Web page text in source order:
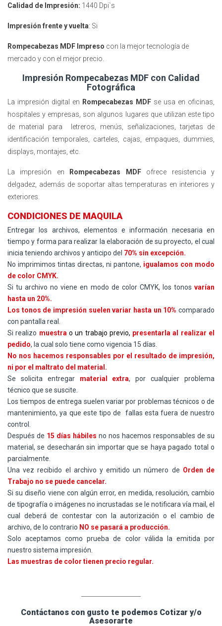
Calidad de Impresión: 1440 Dpi`s
Impresión frente y vuelta: Si
Rompecabezas MDF Impreso con la mejor tecnología de
mercado y con el mejor precio.
Impresión Rompecabezas MDF con Calidad
Fotográfica
La impresión digital en Rompecabezas MDF se usa en oficinas,
hospitales y empresas, son algunos lugares que utilizan este tipo
de material para letreros, menús, señalizaciones, tarjetas de
identificación temporales, carteles, cajas, empaques, dummies,
displays, montajes, etc.
La impresión en Rompecabezas MDFofrece resistencia y
delgadez, además de soportar altas temperaturas en interiores y
exteriores.
CONDICIONES DE MAQUILA
Entregar los archivos, elementos e información necesaria en
tiempo y forma para realizar la elaboración de su proyecto, el cual
inicia teniendo archivos y anticipo del 70% sin excepción.
No imprimimos tintas directas, ni pantone, igualamos con modo
de color CMYK.
Si tu archivo no viene en modo de color CMYK, los tonos varían
hasta un 20%.
Los tonos de impresión suelen variar hasta un 10% comparado
con pantalla real.
Si realizo muestra o un trabajo previo, presentarla al realizar el
pedido, la cual solo tiene como vigencia 15 días.
No nos hacemos responsables por el resultado de impresión,
ni por el maltrato del material.
Se solicita entregar material extra, por cualquier problema
técnico que se suscite.
Los tiempos de entrega suelen variar por problemas técnicos o de
mantenimiento, ya que este tipo de fallas esta fuera de nuestro
control.
Después de 15 días hábiles no nos hacemos responsables de su
material, se desecharán sin importar que se haya pagado total o
parcialmente.
Una vez recibido el archivo y emitido un número de Orden de
Trabajo no se puede cancelar.
Si su diseño viene con algún error, en medida, resolución, cambio
de tipografía o imágenes no incrustadas se le notificara vía mail, el
cual deberá de contestar con la autorización o el cambio de
archivo, de lo contrario NO se pasará a producción.
Solo aceptamos como prueba de color válida la emitida por
nuestro sistema impresión.
Las muestras de color tienen precio regular.
Contáctanos con gusto te podemos Cotizar y/o
Asesorarte